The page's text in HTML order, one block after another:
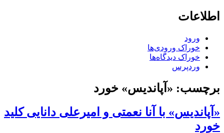
اطلاعات
ورود
خوراک ورودی‌ها
خوراک دیدگاه‌ها
وردپرس
برچسب: «آپاندیس» خورد
«آپاندیس» با آنا نعمتی و امیرعلی دانایی کلید
خورد